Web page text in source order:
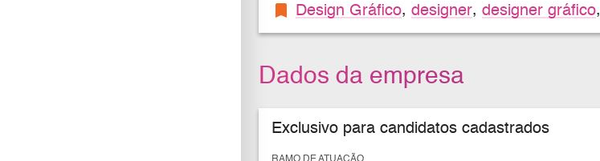
bookmark Design Gráfico, designer, designer gráfico,
Dados da empresa
Exclusivo para candidatos cadastrados